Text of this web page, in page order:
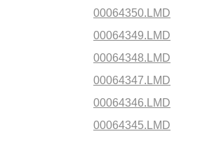
00064350.LMD
00064349.LMD
00064348.LMD
00064347.LMD
00064346.LMD
00064345.LMD